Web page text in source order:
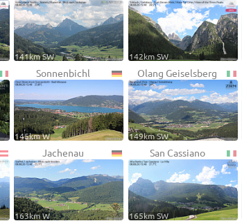
141km SW 142km SW
Sonnenbichl
145km W
Olang Geiselsberg
149km SW
Jachenau
163km W
San Cassiano
165km SW